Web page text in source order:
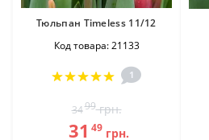
Тюльпан Timeless 11/12
Код товара: 21133
1
3499грн.
31 49грн.